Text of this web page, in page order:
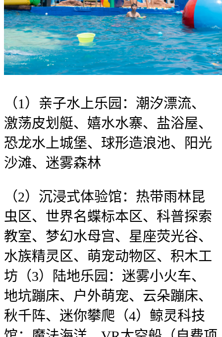
（1）亲子水上乐园：潮汐漂流、
激荡皮划艇、嬉水水寨、盐浴屋、
恐龙水上城堡、球形造浪池、阳光
沙滩、迷雾森林
（2）沉浸式体验馆：热带雨林昆
虫区、世界名蝶标本区、科普探索
教室、梦幻水母宫、星座荧光谷、
水族精灵区、萌宠动物区、积木工
坊（3）陆地乐园：迷雾小火车、
地坑蹦床、户外萌宠、云朵蹦床、
秋千阵、迷你攀爬（4）鲸灵科技